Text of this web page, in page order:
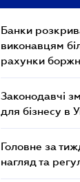
Банки
виконавцям
рахунки
Законодавчі
для бізнесу в
Головне за
нагляд та